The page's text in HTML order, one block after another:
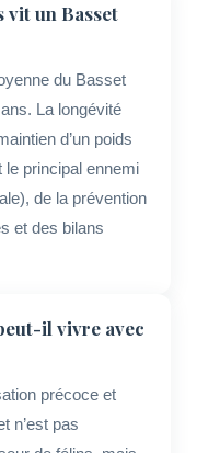
vit un Basset
du Basset
La longévité
d’un poids
le principal ennemi
de la prévention
et des bilans
il vivre avec
précoce et
n’est pas